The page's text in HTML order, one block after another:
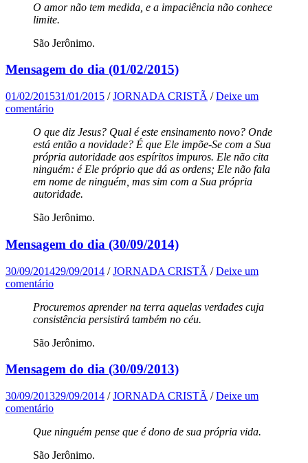
O amor não tem medida, e a impaciência não conhece
limite.
São Jerônimo.
Mensagem do dia (01/02/2015)
01/02/201531/01/2015 /JORNADA CRISTÃ /Deixe um
comentário
O que diz Jesus? Qual é este ensinamento novo? Onde
está então a novidade? É que Ele impõe-Se com a Sua
própria autoridade aos espíritos impuros. Ele não cita
ninguém: é Ele próprio que dá as ordens; Ele não fala
em nome de ninguém, mas sim com a Sua própria
autoridade.
São Jerônimo.
Mensagem do dia (30/09/2014)
30/09/201429/09/2014 /JORNADA CRISTÃ /Deixe um
comentário
Procuremos aprender na terra aquelas verdades cuja
consistência persistirá também no céu.
São Jerônimo.
Mensagem do dia (30/09/2013)
30/09/201329/09/2014 /JORNADA CRISTÃ /Deixe um
comentário
Que ninguém pense que é dono de sua própria vida.
São Jerônimo.